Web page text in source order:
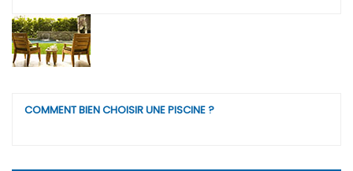
COMMENT BIEN CHOISIR UNE PISCINE ?